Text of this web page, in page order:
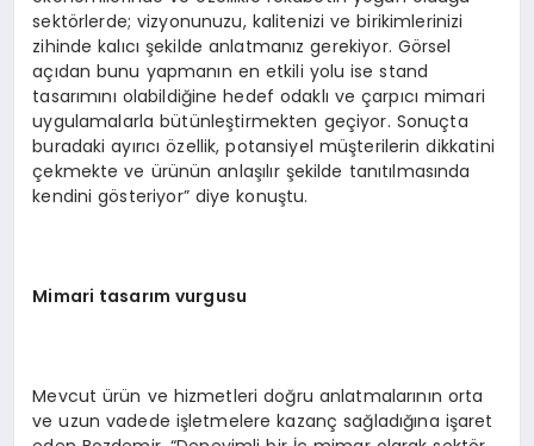
sektörlerde; vizyonunuzu, kalitenizi ve birikimlerinizi
zihinde kalıcı şekilde anlatmanız gerekiyor. Görsel
açıdan bunu yapmanın en etkili yolu ise stand
tasarımını olabildiğine hedef odaklı ve çarpıcı mimari
uygulamalarla bütünleştirmekten geçiyor. Sonuçta
buradaki ayırıcı özellik, potansiyel müşterilerin dikkatini
çekmekte ve ürünün anlaşılır şekilde tanıtılmasında
kendini gösteriyor” diye konuştu.
Mimari tasarım vurgusu
Mevcut ürün ve hizmetleri doğru anlatmalarının orta
ve uzun vadede işletmelere kazanç sağladığına işaret